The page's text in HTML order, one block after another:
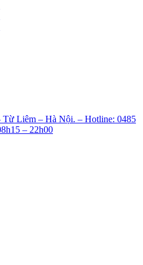
Liêm – Hà Nội. – Hotline: 0485
– 22h00